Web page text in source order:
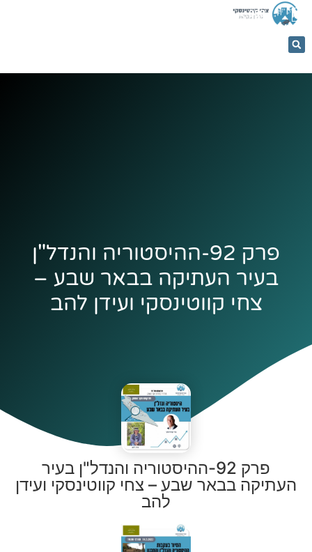
053-
5366884
פרק 92-ההיסטוריה והנדל"ן
בעיר העתיקה בבאר שבע –
צחי קווטינסקי ועידן להב
פרק 92-ההיסטוריה והנדל"ן בעיר
העתיקה בבאר שבע – צחי קווטינסקי ועידן
להב